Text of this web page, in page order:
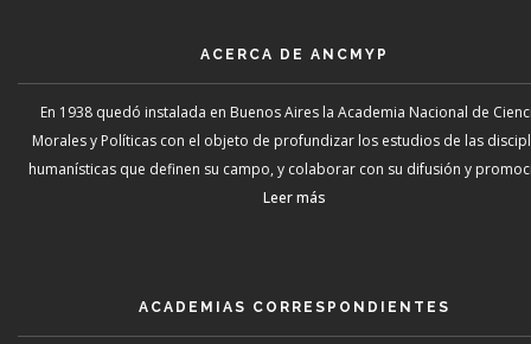
ACERCA DE ANCMYP
En 1938 quedó instalada en Buenos Aires la Academia Nacional de
Morales y Políticas con el objeto de profundizar los estudios de las
humanísticas que definen su campo, y colaborar con su difusión y
Leer más
ACADEMIAS CORRESPONDIENTES